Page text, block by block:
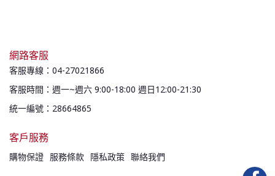
網路客服
客服專線：04-27021866
客服時間：週一~週六 9:00-18:00 週日12:00-21:30
統一編號：28664865
客戶服務
購物保證 服務條款 隱私政策 聯絡我們